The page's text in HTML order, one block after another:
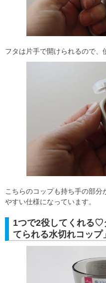
フタは片手で開けられるので、
こちらのコップも持ち手の部
やすい仕様になっています。
1つで2役してくれる♡
てられる水切れコップ」